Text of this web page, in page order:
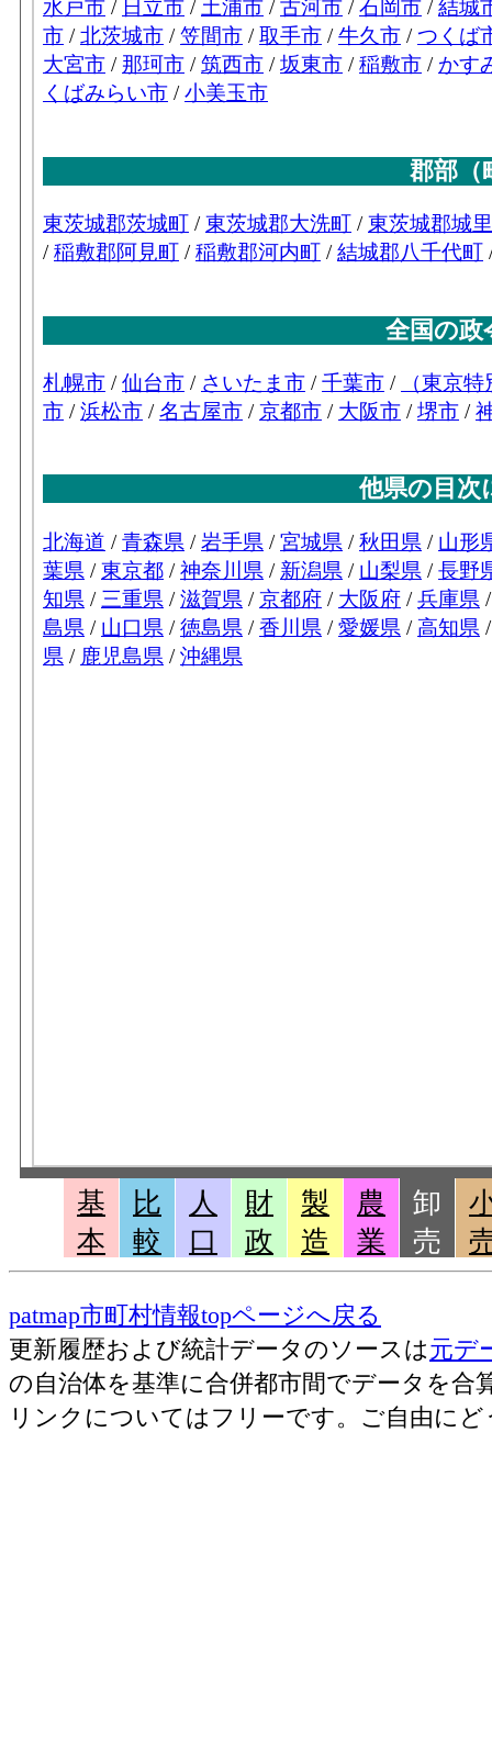
基
本
比
較
人
口
財
政
製
造
農
業
卸
売
patmap市町村情報topページへ戻る
更新履歴および統計データのソースは元デ
の自治体を基準に合併都市間でデータを合
リンクについてはフリーです。ご自由にど